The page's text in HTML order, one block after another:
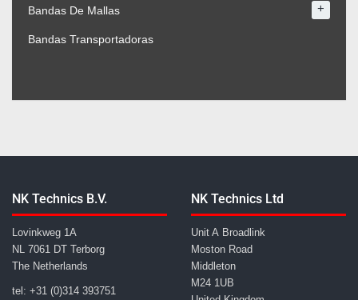
Bandas De Mallas +
Bandas Transportadoras
NK Technics B.V.
Lovinkweg 1A
NL 7061 DT Terborg
The Netherlands
tel: +31 (0)314 393751
NK Technics Ltd
Unit A Broadlink
Moston Road
Middleton
M24 1UB